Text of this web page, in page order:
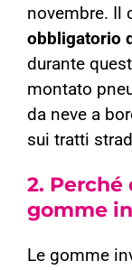
novembre. Il
obbligatorio
durante
montato
da neve a
sui tratti
2. Perché
gomme
Le gomme